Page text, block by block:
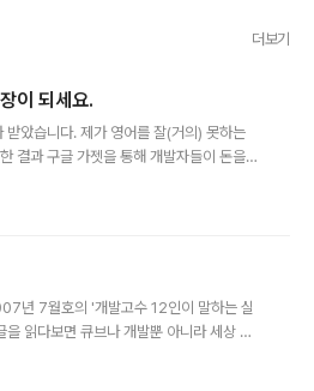
더보기
이 되세요.
받았습니다. 제가 영어를 잘(거의) 못하는
결과 구글 가젯을 통해 개발자들이 돈을
만 좀 다릅니다. MS 라이브 또한 가젯을
양질의 가젯을 만들 경우 구글에서 지원금
을 읽어보시면 두 가지 방법으로 지원을
페이지뷰가 일주일에 25만회를 넘을 때입
년 7월호의 '개발고수 12인이 말하는 실
읽다보면 큐브나 개발뿐 아니라 세상 사
라는 생각도 들지요. 호랭이는 큐브 맞추기